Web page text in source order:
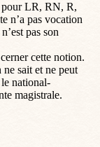
pour LR, RN, R,
n’a pas vocation
pas son
cette notion.
sait et ne peut
national-
magistrale.